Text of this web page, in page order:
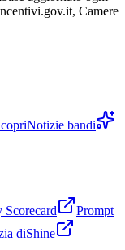
Camere
Notizie bandi
Prompt
diShine